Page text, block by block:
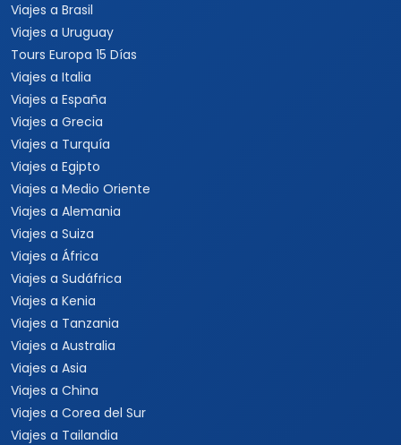
Viajes a Brasil
Viajes a Uruguay
Tours Europa 15 Días
Viajes a Italia
Viajes a España
Viajes a Grecia
Viajes a Turquía
Viajes a Egipto
Viajes a Medio Oriente
Viajes a Alemania
Viajes a Suiza
Viajes a África
Viajes a Sudáfrica
Viajes a Kenia
Viajes a Tanzania
Viajes a Australia
Viajes a Asia
Viajes a China
Viajes a Corea del Sur
Viajes a Tailandia